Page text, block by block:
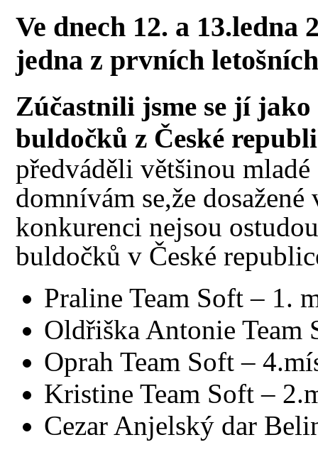
Ve dnech 12. a
jedna z prvních
Zúčastnili jsme se jí
buldočků z České
předváděli většinou
domnívám se,že
konkurenci nejsou
buldočků v České
Praline Team Soft – 1.
Oldřiška Antonie Team
Oprah Team Soft –
Kristine Team Soft –
Cezar Anjelský dar